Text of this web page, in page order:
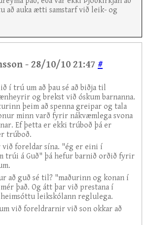
að auka ætti samstarf við leik- og
- 28/10/10 21:47 #
í trú um að þau sé að biðja til
og brekst við óskum barnanna.
þeim að spenna greipar og tala
minn varð fyrir nákvæmlega svona
Ef þetta er ekki trúboð þá er
trúboð.
við foreldar sína. "ég er eini í
trúi á Guð" þá hefur barnið orðið fyrir
að guð sé til? "maðurinn og konan í
það. Og átt þar við prestana í
leikskólann reglulega.
við foreldrarnir við son okkar að